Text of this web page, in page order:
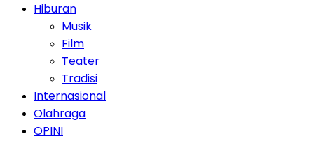
Hiburan
Musik
Film
Teater
Tradisi
Internasional
Olahraga
OPINI